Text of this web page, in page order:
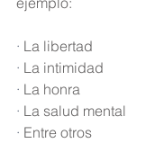
· La libertad
· La intimidad
· La honra
· La salud mental
· Entre otros